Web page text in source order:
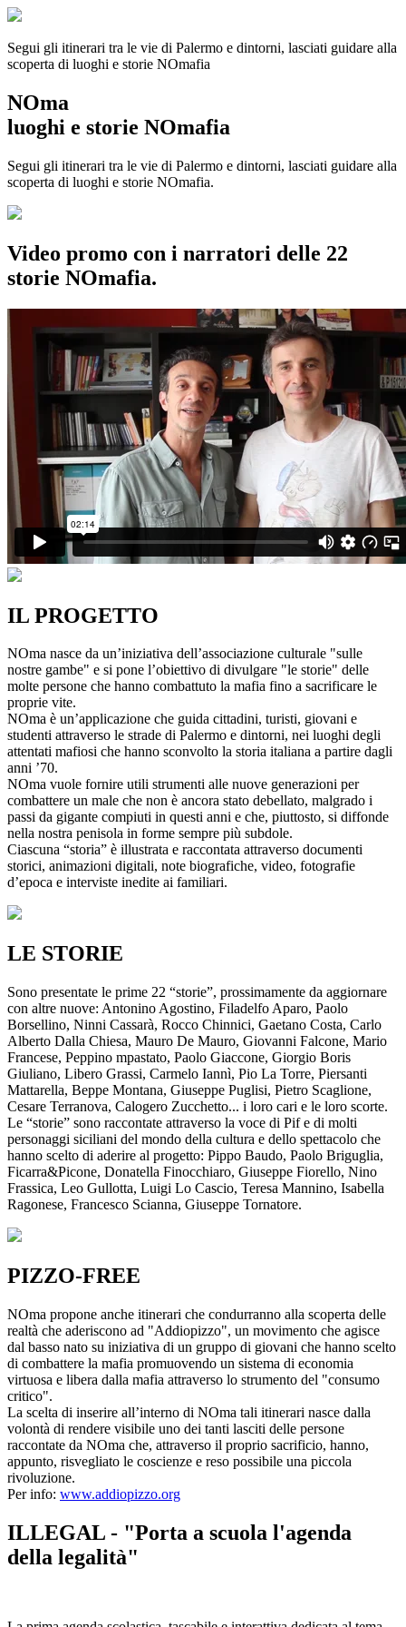
Segui gli itinerari tra le vie di Palermo e dintorni, lasciati guidare alla
scoperta di luoghi e storie NOmafia
NOma
luoghi e storie NOmafia
Segui gli itinerari tra le vie di Palermo e dintorni, lasciati guidare alla
scoperta di luoghi e storie NOmafia.
Video promo con i narratori delle 22
storie NOmafia.
IL PROGETTO
NOma nasce da un’iniziativa dell’associazione culturale "sulle
nostre gambe" e si pone l’obiettivo di divulgare "le storie" delle
molte persone che hanno combattuto la mafia fino a sacrificare le
proprie vite.
NOma è un’applicazione che guida cittadini, turisti, giovani e
studenti attraverso le strade di Palermo e dintorni, nei luoghi degli
attentati mafiosi che hanno sconvolto la storia italiana a partire dagli
anni ’70.
NOma vuole fornire utili strumenti alle nuove generazioni per
combattere un male che non è ancora stato debellato, malgrado i
passi da gigante compiuti in questi anni e che, piuttosto, si diffonde
nella nostra penisola in forme sempre più subdole.
Ciascuna “storia” è illustrata e raccontata attraverso documenti
storici, animazioni digitali, note biografiche, video, fotografie
d’epoca e interviste inedite ai familiari.
LE STORIE
Sono presentate le prime 22 “storie”, prossimamente da aggiornare
con altre nuove: Antonino Agostino, Filadelfo Aparo, Paolo
Borsellino, Ninni Cassarà, Rocco Chinnici, Gaetano Costa, Carlo
Alberto Dalla Chiesa, Mauro De Mauro, Giovanni Falcone, Mario
Francese, Peppino mpastato, Paolo Giaccone, Giorgio Boris
Giuliano, Libero Grassi, Carmelo Iannì, Pio La Torre, Piersanti
Mattarella, Beppe Montana, Giuseppe Puglisi, Pietro Scaglione,
Cesare Terranova, Calogero Zucchetto... i loro cari e le loro scorte.
Le “storie” sono raccontate attraverso la voce di Pif e di molti
personaggi siciliani del mondo della cultura e dello spettacolo che
hanno scelto di aderire al progetto: Pippo Baudo, Paolo Briguglia,
Ficarra&Picone, Donatella Finocchiaro, Giuseppe Fiorello, Nino
Frassica, Leo Gullotta, Luigi Lo Cascio, Teresa Mannino, Isabella
Ragonese, Francesco Scianna, Giuseppe Tornatore.
PIZZO-FREE
NOma propone anche itinerari che condurranno alla scoperta delle
realtà che aderiscono ad "Addiopizzo", un movimento che agisce
dal basso nato su iniziativa di un gruppo di giovani che hanno scelto
di combattere la mafia promuovendo un sistema di economia
virtuosa e libera dalla mafia attraverso lo strumento del "consumo
critico".
La scelta di inserire all’interno di NOma tali itinerari nasce dalla
volontà di rendere visibile uno dei tanti lasciti delle persone
raccontate da NOma che, attraverso il proprio sacrificio, hanno,
appunto, risvegliato le coscienze e reso possibile una piccola
rivoluzione.
Per info: www.addiopizzo.org
ILLEGAL - "Porta a scuola l'agenda
della legalità"